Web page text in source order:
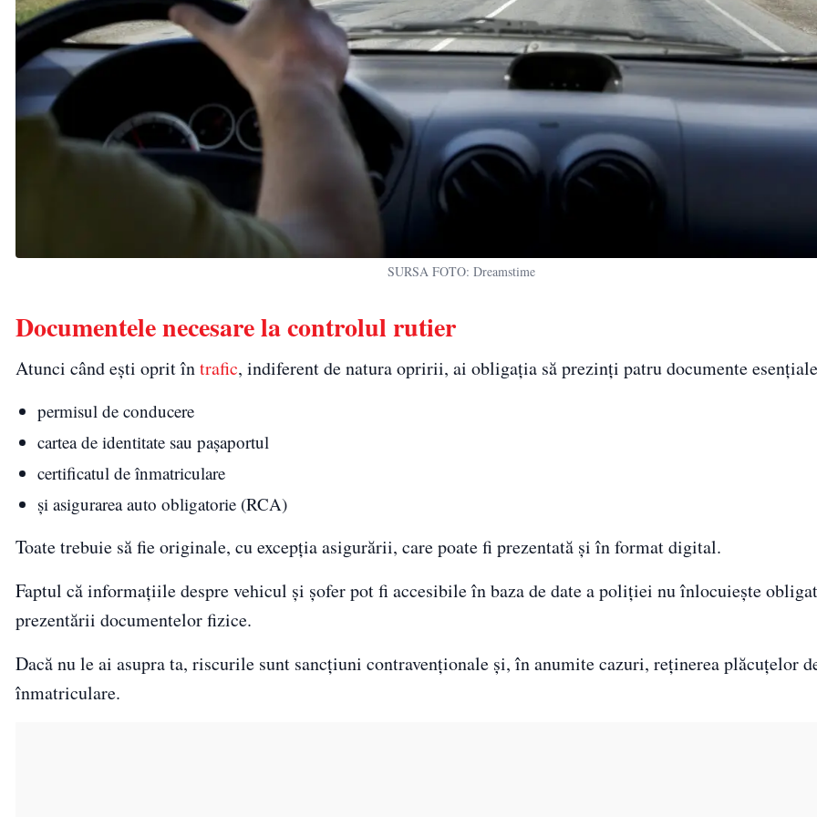
SURSA FOTO: Dreamstime
Documentele necesare la controlul rutier
Atunci când ești oprit întrafic, indiferent de natura opririi, ai obligația să prezinți patru documente
permisul de conducere
cartea de identitate sau pașaportul
certificatul de înmatriculare
și asigurarea auto obligatorie (RCA)
Toate trebuie să fie originale, cu excepția asigurării, care poate fi prezentată și în format digital.
Faptul că informațiile despre vehicul și șofer pot fi accesibile în baza de date a poliției nu înlocuiește
prezentării documentelor fizice.
Dacă nu le ai asupra ta, riscurile sunt sancțiuni contravenționale și, în anumite cazuri, reținerea plăcuțelor
înmatriculare.